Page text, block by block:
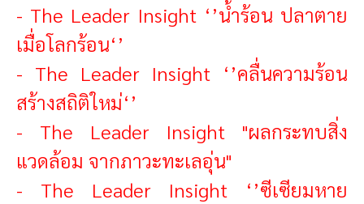
- The Leader Insight ‘’น้ำร้อน ปลาตาย
เมื่อโลกร้อน‘’
- The Leader Insight ‘’คลื่นความร้อน
สร้างสถิติใหม่‘’
- The Leader Insight "ผลกระทบสิ่ง
แวดล้อม จากภาวะทะเลอุ่น"
- The Leader Insight ‘’ซีเซียมหาย